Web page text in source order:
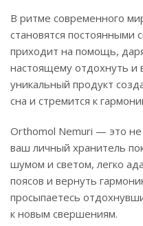
В ритме современного
становятся постоянными
приходит на помощь,
настоящему отдохнуть и
уникальный продукт
сна и стремится к
Orthomol Nemuri — это не
ваш личный хранитель
шумом и светом, легко
поясов и вернуть
просыпаетесь
к новым свершениям.